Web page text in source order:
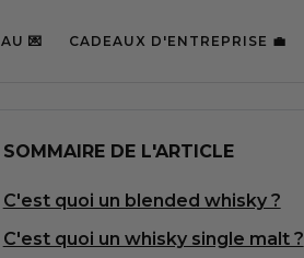
💌 CADEAUX D'ENTREPRISE 💼
SOMMAIRE DE L'ARTICLE
C'est quoi un blended whisky ?
C'est quoi un whisky single malt ?